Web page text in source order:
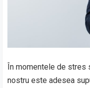
În momentele de stres
nostru este adesea